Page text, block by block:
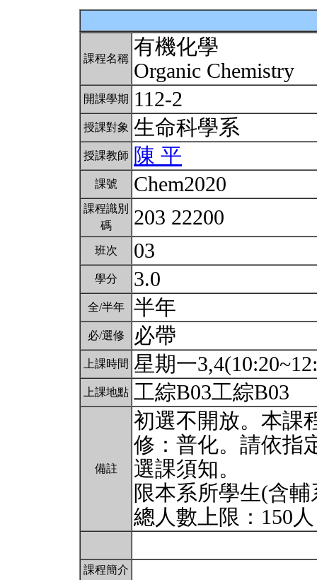
課程名稱 有機化學
Organic Chemistry
開課學期 112-2
授課對象 生命科學系
授課教師 陳 平
課號 Chem2020
課程識別
碼
203 22200
班次 03
學分 3.0
全/半年 半年
必/選修 必帶
上課時間 星期一
上課地點 工綜B03工綜B03
備註
初選不開放。本課
修：普化。請依指
選課須知。
限本系所學生(含
總人數上限：150
課程簡介